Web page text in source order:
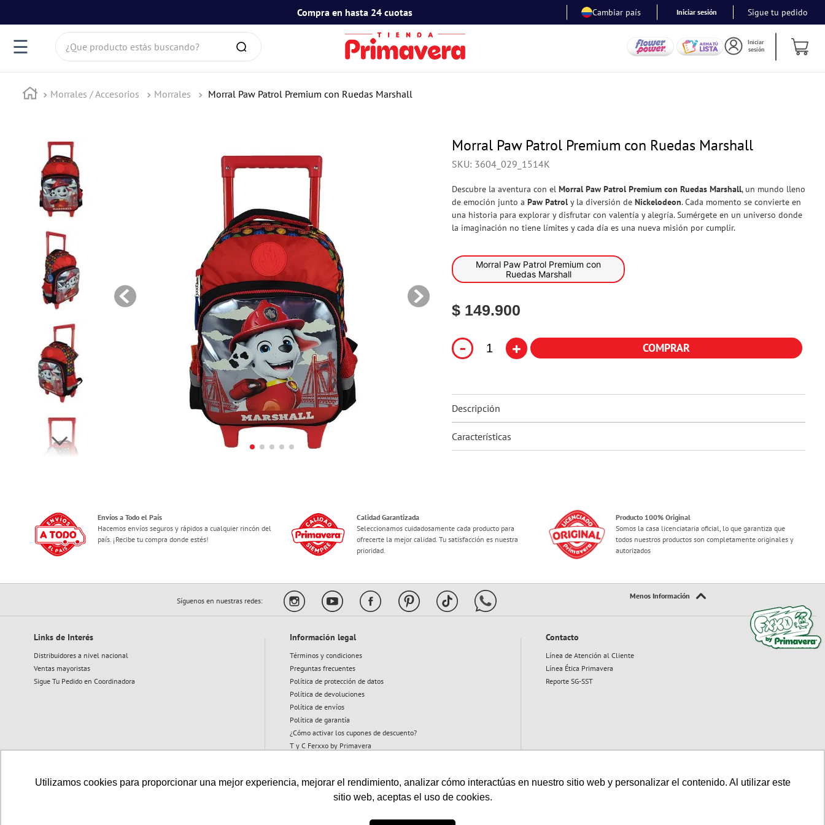
Utilizamos cookies para proporcionar una mejor experiencia, mejorar el rendimiento, analizar cómo interactúas en nuestro sitio web y personalizar el contenido. Al utilizar este
sitio web, aceptas el uso de cookies.
Compra en hasta 24 cuotas Cambiar país Iniciar sesión Sigue tu pedido
☰ ¿Que producto estás buscando?
Iniciar
sesión
Morrales / Accesorios Morrales Morral Paw Patrol Premium con Ruedas Marshall
Morral Paw Patrol Premium con Ruedas Marshall
SKU: 3604_029_1514K
Descubre la aventura con el Morral Paw Patrol Premium con Ruedas Marshall, un mundo lleno
de emoción junto a Paw Patrol y la diversión de Nickelodeon. Cada momento se convierte en
una historia para explorar y disfrutar con valentía y alegría. Sumérgete en un universo donde
la imaginación no tiene límites y cada día es una nueva misión por cumplir.
Morral Paw Patrol Premium con
Ruedas Marshall
$ 149.900
- + COMPRAR
Descripción
Características
Envíos a Todo el País
Hacemos envíos seguros y rápidos a cualquier rincón del
país. ¡Recibe tu compra donde estés!
Calidad Garantizada
Seleccionamos cuidadosamente cada producto para
ofrecerte la mejor calidad. Tu satisfacción es nuestra
prioridad.
Producto 100% Original
Somos la casa licenciataria oficial, lo que garantiza que
todos nuestros productos son completamente originales y
autorizados
Síguenos en nuestras redes:
Links de Interés
Distribuidores a nivel nacional
Ventas mayoristas
Sigue Tu Pedido en Coordinadora
Información legal
Términos y condiciones
Preguntas frecuentes
Política de protección de datos
Política de devoluciones
Política de envíos
Política de garantía
¿Cómo activar los cupones de descuento?
T y C Ferxxo by Primavera
Contacto
Línea de Atención al Cliente
Línea Ética Primavera
Reporte SG-SST
Vigilado:
TÉRMINOS MÁS BUSCADOS
1.
toy story
4.
mafalda
mickey mouse
minnie mouse
7.
spidey
8.
barbie
9
flower power
10 . ferxxo